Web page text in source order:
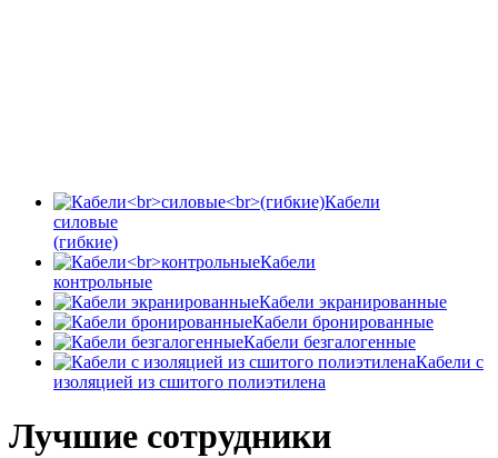
Кабели
силовые
(гибкие)
Кабели
контрольные
Кабели экранированные
Кабели бронированные
Кабели безгалогенные
Кабели с
изоляцией из сшитого полиэтилена
Лучшие сотрудники